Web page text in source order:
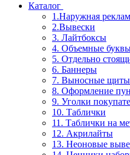
Каталог
1.Наружная
2.Вывески
3. Лайтбоксы
4. Объемные
5. Отдельно
6. Баннеры
7. Выносные
8. Оформление
9. Уголки
10. Таблички
11. Таблички на
12. Акрилайты
13. Неоновые